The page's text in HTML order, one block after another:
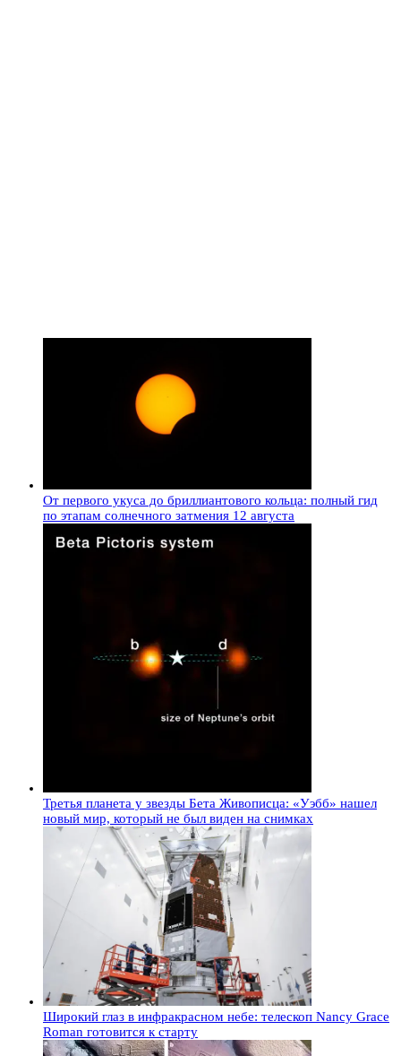
От первого укуса до бриллиантового кольца: полный гид
по этапам солнечного затмения 12 августа
Третья планета у звезды Бета Живописца: «Уэбб» нашел
новый мир, который не был виден на снимках
Широкий глаз в инфракрасном небе: телескоп Nancy Grace
Roman готовится к старту